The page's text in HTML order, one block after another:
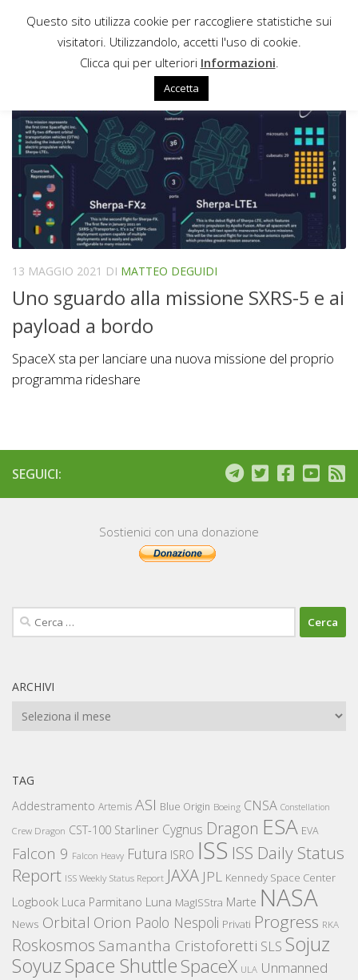
Sotto il contenuto
ORBIT FAB
13 MAGGIO 2021 DI MATTEO DEGUIDI
Uno sguardo alla missione SXRS-5 e ai
payload a bordo
SpaceX sta per lanciare una nuova missione del proprio
programma rideshare
SEGUICI:
Sostienici con una donazione
Ricerca
per:
ARCHIVI
Archivi
TAG
Addestramento Artemis ASI Blue Origin Boeing CNSA Constellation
Crew Dragon CST-100 Starliner Cygnus Dragon ESA EVA
Falcon 9 Falcon Heavy Futura ISRO ISS ISS Daily Status
Report ISS Weekly Status Report JAXA JPL Kennedy Space Center
Logbook Luca Parmitano Luna MagISStra Marte NASA
News Orbital Orion Paolo Nespoli Privati Progress RKA
Roskosmos Samantha Cristoforetti SLS Sojuz
SoyuzSpace ShuttleSpaceX ULA Unmanned
Questo sito utilizza cookie per raccogliere statistiche sui
visitatori. Utilizzandolo, accetti l'uso di cookie.
Clicca qui per ulteriori Informazioni
Accetta